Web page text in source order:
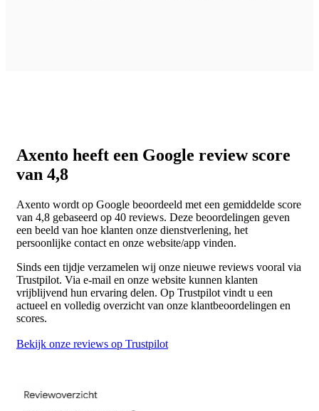
Axento heeft een Google review score
van 4,8
Axento wordt op Google beoordeeld met een gemiddelde score
van 4,8 gebaseerd op 40 reviews. Deze beoordelingen geven
een beeld van hoe klanten onze dienstverlening, het
persoonlijke contact en onze website/app vinden.
Sinds een tijdje verzamelen wij onze nieuwe reviews vooral via
Trustpilot. Via e-mail en onze website kunnen klanten
vrijblijvend hun ervaring delen. Op Trustpilot vindt u een
actueel en volledig overzicht van onze klantbeoordelingen en
scores.
Bekijk onze reviews op Trustpilot